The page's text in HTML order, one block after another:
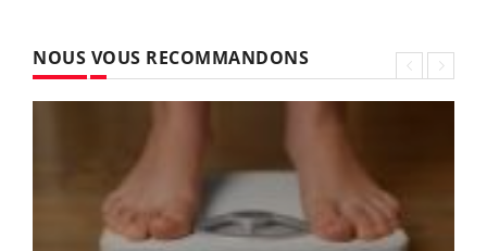
NOUS VOUS RECOMMANDONS